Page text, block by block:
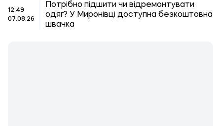
12:49
07.08.26
Потрібно підшити чи відремонтувати
одяг? У Миронівці доступна безкоштовна
швачка